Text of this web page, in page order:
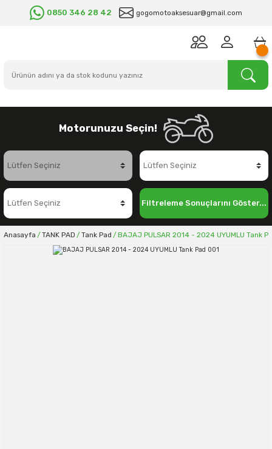
0850 346 28 42 gogomotoaksesuar@gmail.com
Motorunuzu Seçin!
Filtreleme Sonuçlarını Göster...
Anasayfa TANK PAD Tank Pad BAJAJ PULSAR 2014 - 2024 UYUMLU Tank